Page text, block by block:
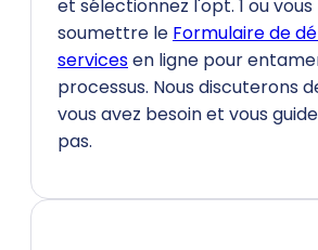
et sélectionnez l'opt. 1 ou vous
soumettre le Formulaire de
servicesen ligne pour
processus. Nous discuterons
vous avez besoin et vous
pas.